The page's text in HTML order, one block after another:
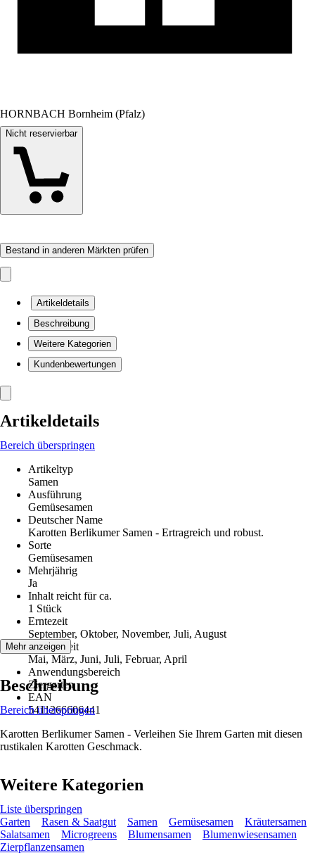
HORNBACH Bornheim (Pfalz)
Nicht reservierbar
Bestand in anderen Märkten prüfen
Artikeldetails
Beschreibung
Weitere Kategorien
Kundenbewertungen
Artikeldetails
Bereich überspringen
Artikeltyp
Samen
Ausführung
Gemüsesamen
Deutscher Name
Karotten Berlikumer Samen - Ertragreich und robust.
Sorte
Gemüsesamen
Mehrjährig
Ja
Inhalt reicht für ca.
1 Stück
Erntezeit
September, Oktober, November, Juli, August
Aussaatzeit
Mai, März, Juni, Juli, Februar, April
Anwendungsbereich
Ziergarten
EAN
5411266606441
Mehr anzeigen
Beschreibung
Bereich überspringen
Karotten Berlikumer Samen - Verleihen Sie Ihrem Garten mit diesen
rustikalen Karotten Geschmack.
Weitere Kategorien
Liste überspringen
Garten
Rasen & Saatgut Samen Gemüsesamen
Kräutersamen
Salatsamen
Microgreens Blumensamen
Blumenwiesensamen
Zierpflanzensamen